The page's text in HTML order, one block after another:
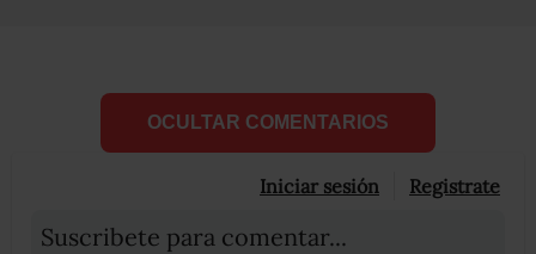
OCULTAR COMENTARIOS
Iniciar sesión Registrate
Suscribete para comentar...